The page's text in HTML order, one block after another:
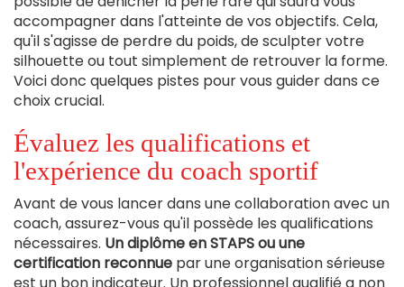
accompagner dans l'atteinte de vos objectifs. Cela,
qu'il s'agisse de perdre du poids, de sculpter votre
silhouette ou tout simplement de retrouver la forme.
Voici donc quelques pistes pour vous guider dans ce
choix crucial.
Évaluez les qualifications et
l'expérience du coach sportif
Avant de vous lancer dans une collaboration avec un
coach, assurez-vous qu'il possède les qualifications
nécessaires. Un diplôme en STAPS ou une
certification reconnue par une organisation sérieuse
est un bon indicateur. Un professionnel qualifié a non